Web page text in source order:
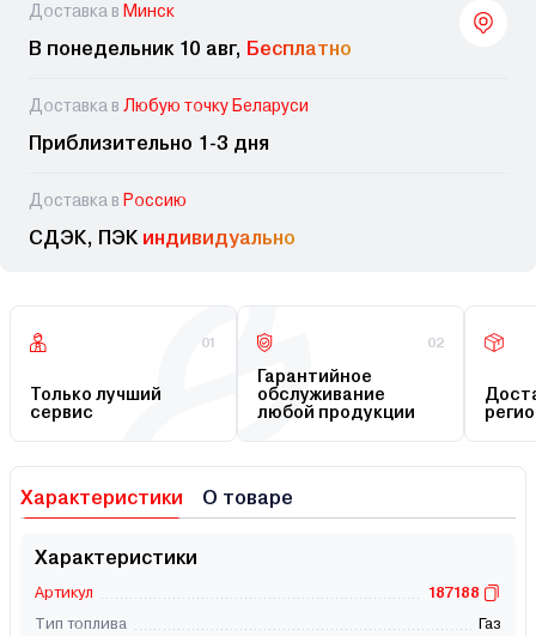
Доставка в Минск
В понедельник 10 авг, Бесплатно
Доставка в Любую точку Беларуси
Приблизительно 1-3 дня
Доставка в Россию
СДЭК, ПЭК индивидуально
01
Только лучший
сервис
02
Гарантийное
обслуживание
любой продукции
Характеристики О товаре
Характеристики
Артикул
187188
Тип топлива
Газ